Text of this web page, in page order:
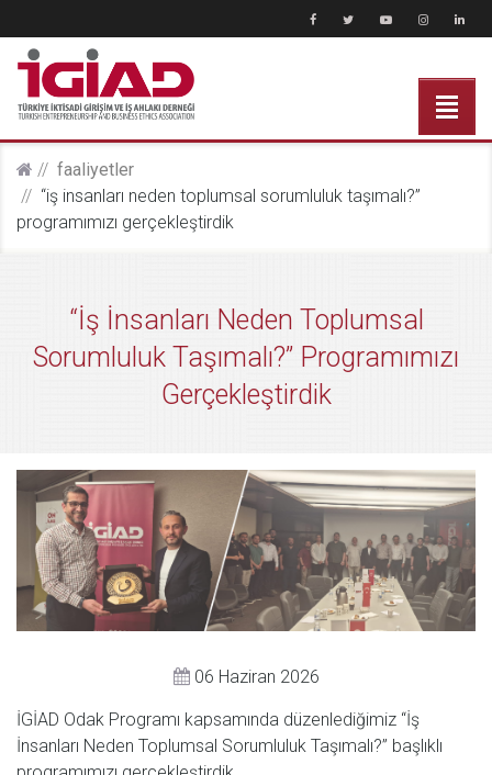
faali̇yetler
“i̇ş i̇nsanları neden toplumsal sorumluluk taşımalı?”
programımızı gerçekleştirdik
“İş İnsanları Neden Toplumsal
Sorumluluk Taşımalı?” Programımızı
Gerçekleştirdik
06 Haziran 2026
İGİAD Odak Programı kapsamında düzenlediğimiz “İş
İnsanları Neden Toplumsal Sorumluluk Taşımalı?” başlıklı